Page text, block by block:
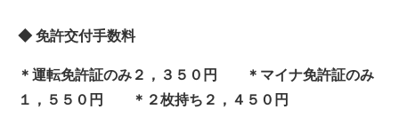
◆ 免許交付手数料
＊運転免許証のみ２，３５０円 ＊マイナ免許証のみ
１，５５０円 ＊２枚持ち２，４５０円